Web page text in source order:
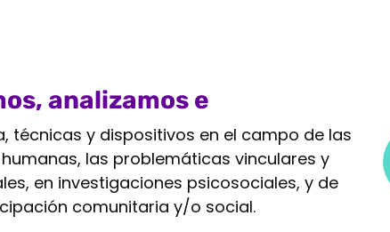
analizamos e
técnicas y dispositivos en el campo de las
las problemáticas vinculares y
en investigaciones psicosociales, y de
comunitaria y/o social.